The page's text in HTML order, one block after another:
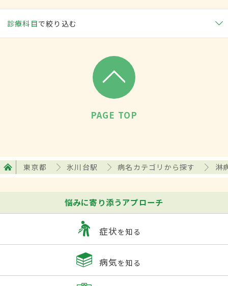
診療科目で絞り込む
PAGE TOP
東京都 氷川台駅 病名カテゴリから探す 淋
悩みに寄り添うアプローチ
症状を知る
病気を知る